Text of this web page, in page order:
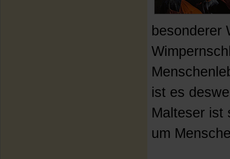
besonderer
ist es
Malteser ist
um